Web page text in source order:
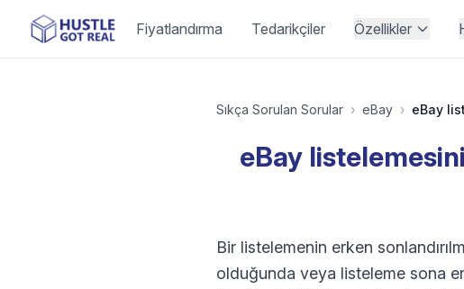
Fiyatlandırma Tedarikçiler Özellikler
Sıkça Sorulan Sorular › eBay ›
eBay
Bir listelemenin erken
olduğunda veya listeleme sona